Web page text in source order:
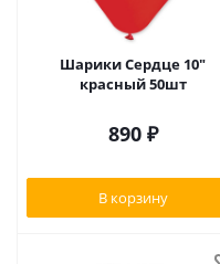
Шарики Сердце 10"
красный 50шт
890₽
В корзину